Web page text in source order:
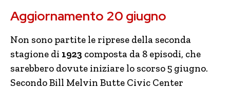
Aggiornamento 20 giugno
Non sono partite le riprese della seconda
stagione di 1923 composta da 8 episodi, che
sarebbero dovute iniziare lo scorso 5 giugno.
Secondo Bill Melvin Butte Civic Center